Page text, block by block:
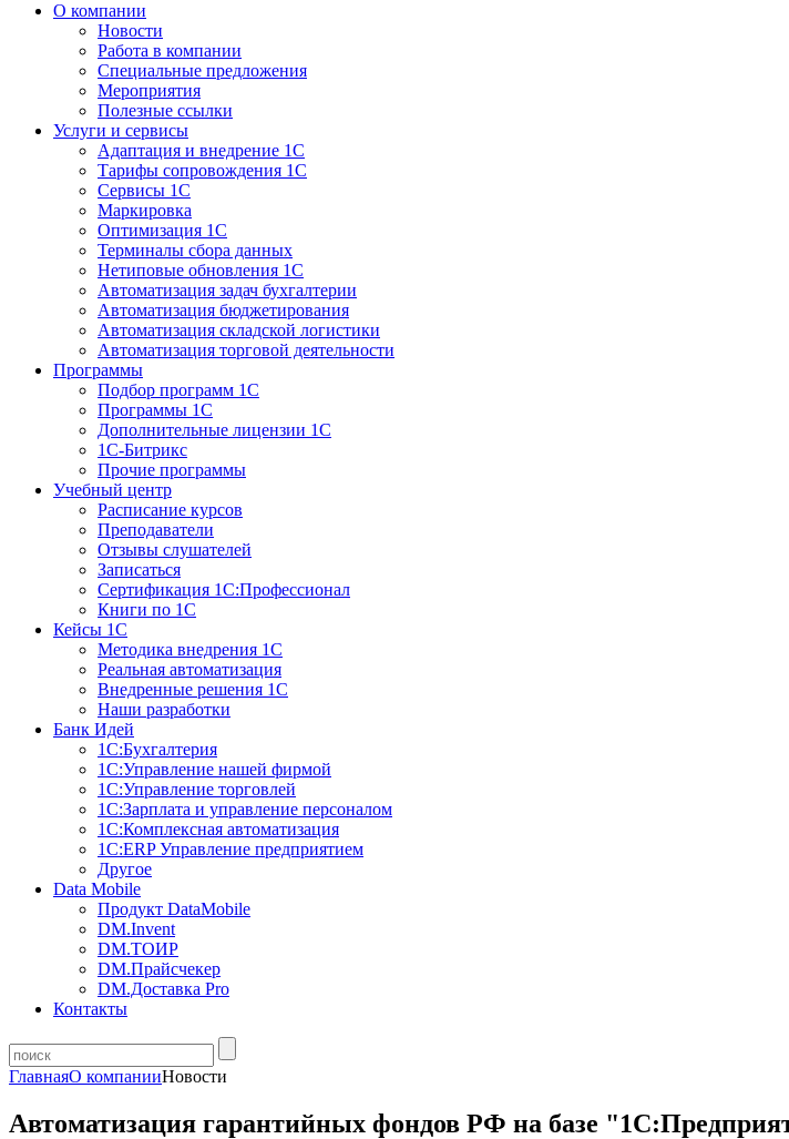
О компании
Новости
Работа в компании
Специальные предложения
Мероприятия
Полезные ссылки
Услуги и сервисы
Адаптация и внедрение 1С
Тарифы сопровождения 1С
Сервисы 1С
Маркировка
Оптимизация 1С
Терминалы сбора данных
Нетиповые обновления 1С
Автоматизация задач бухгалтерии
Автоматизация бюджетирования
Автоматизация складской логистики
Автоматизация торговой деятельности
Программы
Подбор программ 1С
Программы 1С
Дополнительные лицензии 1С
1С-Битрикс
Прочие программы
Учебный центр
Расписание курсов
Преподаватели
Отзывы слушателей
Записаться
Сертификация 1С:Профессионал
Книги по 1С
Кейсы 1С
Методика внедрения 1С
Реальная автоматизация
Внедренные решения 1С
Наши разработки
Банк Идей
1С:Бухгалтерия
1С:Управление нашей фирмой
1С:Управление торговлей
1С:Зарплата и управление персоналом
1С:Комплексная автоматизация
1С:ERP Управление предприятием
Другое
Data Mobile
Продукт DataMobile
DM.Invent
DM.ТОИР
DM.Прайсчекер
DM.Доставка Pro
Контакты
ГлавнаяО компанииНовости
Автоматизация гарантийных фондов РФ на базе